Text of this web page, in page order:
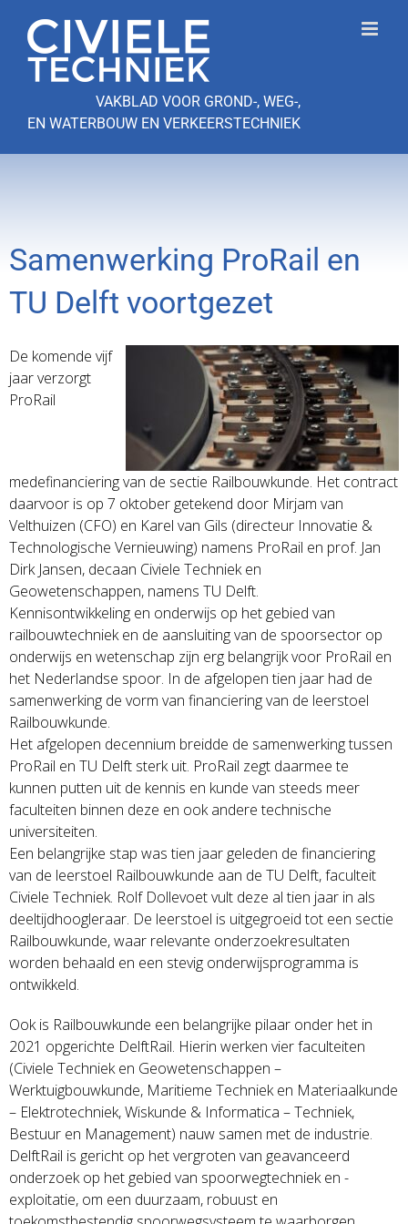
naar
inhoud
VAKBLAD VOOR GROND-, WEG-,
EN WATERBOUW EN VERKEERSTECHNIEK
Samenwerking ProRail en
TU Delft voortgezet
De komende vijf
jaar verzorgt
ProRail
medefinanciering van de sectie Railbouwkunde. Het contract
daarvoor is op 7 oktober getekend door Mirjam van
Velthuizen (CFO) en Karel van Gils (directeur Innovatie &
Technologische Vernieuwing) namens ProRail en prof. Jan
Dirk Jansen, decaan Civiele Techniek en
Geowetenschappen, namens TU Delft.
Kennisontwikkeling en onderwijs op het gebied van
railbouwtechniek en de aansluiting van de spoorsector op
onderwijs en wetenschap zijn erg belangrijk voor ProRail en
het Nederlandse spoor. In de afgelopen tien jaar had de
samenwerking de vorm van financiering van de leerstoel
Railbouwkunde.
Het afgelopen decennium breidde de samenwerking tussen
ProRail en TU Delft sterk uit. ProRail zegt daarmee te
kunnen putten uit de kennis en kunde van steeds meer
faculteiten binnen deze en ook andere technische
universiteiten.
Een belangrijke stap was tien jaar geleden de financiering
van de leerstoel Railbouwkunde aan de TU Delft, faculteit
Civiele Techniek. Rolf Dollevoet vult deze al tien jaar in als
deeltijdhoogleraar. De leerstoel is uitgegroeid tot een sectie
Railbouwkunde, waar relevante onderzoekresultaten
worden behaald en een stevig onderwijsprogramma is
ontwikkeld.
Ook is Railbouwkunde een belangrijke pilaar onder het in
2021 opgerichte DelftRail. Hierin werken vier faculteiten
(Civiele Techniek en Geowetenschappen –
Werktuigbouwkunde, Maritieme Techniek en Materiaalkunde
– Elektrotechniek, Wiskunde & Informatica – Techniek,
Bestuur en Management) nauw samen met de industrie.
DelftRail is gericht op het vergroten van geavanceerd
onderzoek op het gebied van spoorwegtechniek en -
exploitatie, om een ​​duurzaam, robuust en